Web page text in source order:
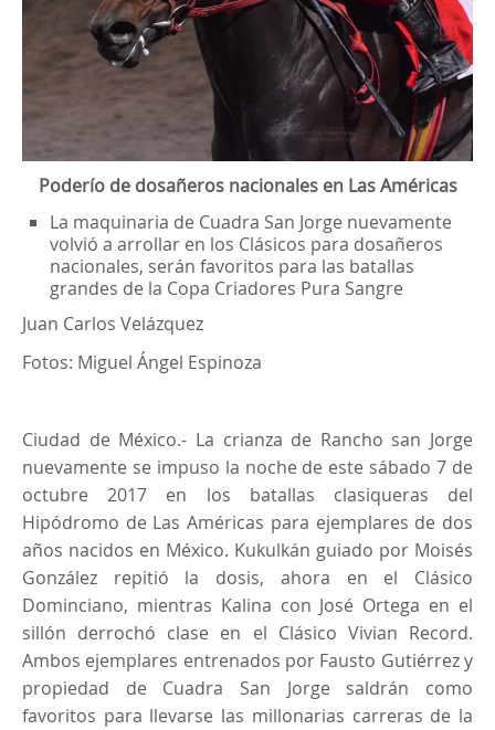
Poderío de dosañeros nacionales en Las Américas
La maquinaria de Cuadra San Jorge nuevamente
volvió a arrollar en los Clásicos para dosañeros
nacionales, serán favoritos para las batallas
grandes de la Copa Criadores Pura Sangre
Juan Carlos Velázquez
Fotos: Miguel Ángel Espinoza
Ciudad de México.- La crianza de Rancho san Jorge
nuevamente se impuso la noche de este sábado 7 de
octubre 2017 en los batallas clasiqueras del
Hipódromo de Las Américas para ejemplares de dos
años nacidos en México. Kukulkán guiado por Moisés
González repitió la dosis, ahora en el Clásico
Dominciano, mientras Kalina con José Ortega en el
sillón derrochó clase en el Clásico Vivian Record.
Ambos ejemplares entrenados por Fausto Gutiérrez y
propiedad de Cuadra San Jorge saldrán como
favoritos para llevarse las millonarias carreras de la